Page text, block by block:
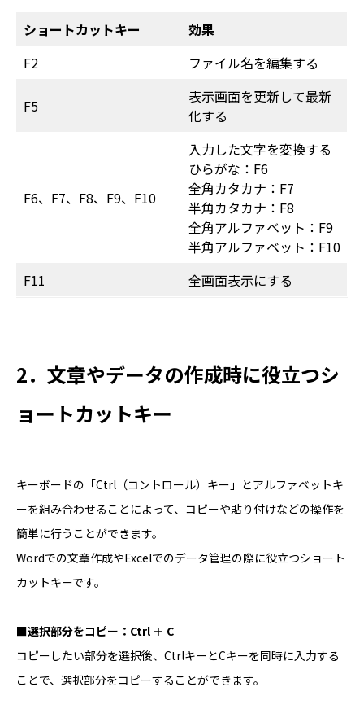
ショートカットキー
効果
F2
ファイル名を編集する
F5
表示画面を更新して最新
化する
F6、F7、F8、F9、F10
入力した文字を変換する
ひらがな：F6
全角カタカナ：F7
半角カタカナ：F8
全角アルファベット：F9
半角アルファベット：F10
F11
全画面表示にする
2．文章やデータの作成時に役立つシ
ョートカットキー
キーボードの「Ctrl（コントロール）キー」とアルファベットキ
ーを組み合わせることによって、コピーや貼り付けなどの操作を
簡単に行うことができます。
Wordでの文章作成やExcelでのデータ管理の際に役立つショート
カットキーです。
■選択部分をコピー：Ctrl ＋ C
コピーしたい部分を選択後、CtrlキーとCキーを同時に入力する
ことで、選択部分をコピーすることができます。